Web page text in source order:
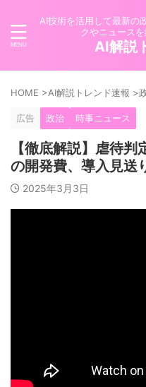
AI技術を活用して最新の
クやニュースを
AI解説
HOME >AI解説トレンド速報 >
広告 政治 時事ニュース
【徹底解説】虐待
の開発費、導入見送
2025年3月3日